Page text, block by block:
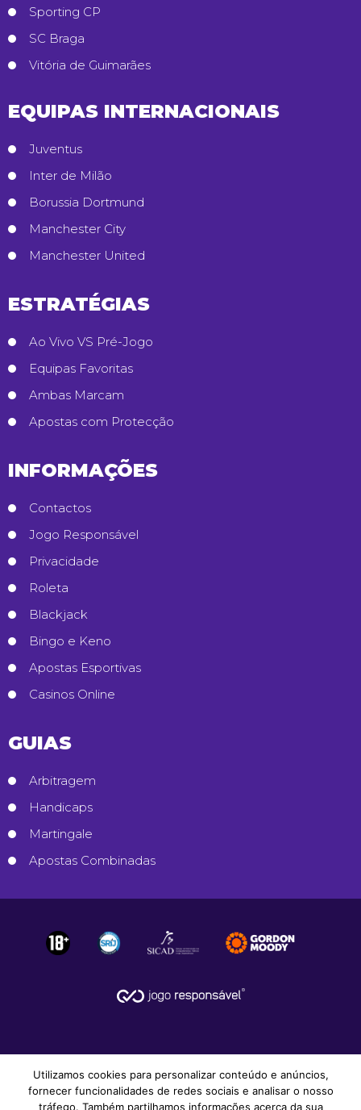
Sporting CP
SC Braga
Vitória de Guimarães
EQUIPAS INTERNACIONAIS
Juventus
Inter de Milão
Borussia Dortmund
Manchester City
Manchester United
ESTRATÉGIAS
Ao Vivo VS Pré-Jogo
Equipas Favoritas
Ambas Marcam
Apostas com Protecção
INFORMAÇÕES
Contactos
Jogo Responsável
Privacidade
Roleta
Blackjack
Bingo e Keno
Apostas Esportivas
Casinos Online
GUIAS
Arbitragem
Handicaps
Martingale
Apostas Combinadas
Utilizamos cookies para personalizar conteúdo e anúncios,
fornecer funcionalidades de redes sociais e analisar o nosso
tráfego. Também partilhamos informações acerca da sua